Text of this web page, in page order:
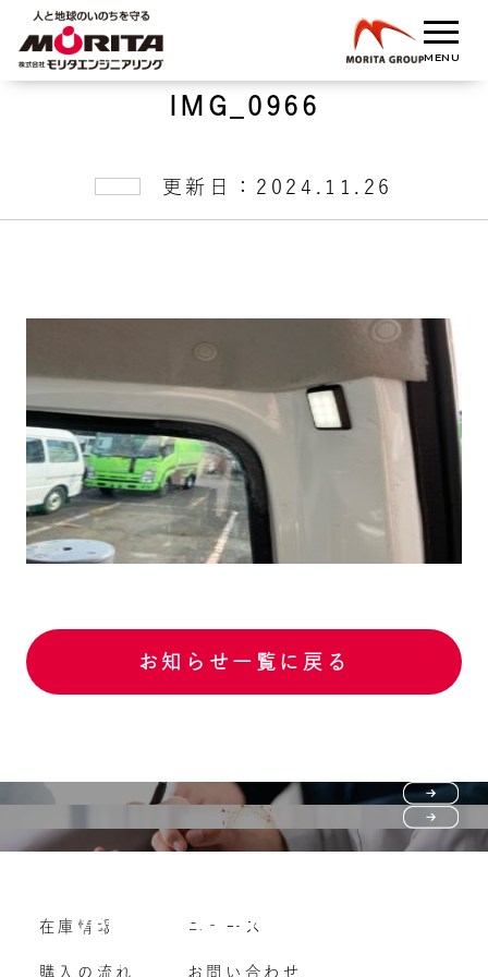
IMG_0966
更新日：2024.11.26
お知らせ一覧に戻る
購入の流れ
よくいただくご質問
Vehicle purchase
車両買い取り
在庫情報
購入の流れ
ニュース
お問い合わせ